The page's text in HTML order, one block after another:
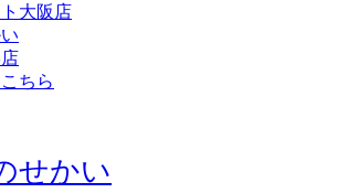
大阪店
ちら
せかい